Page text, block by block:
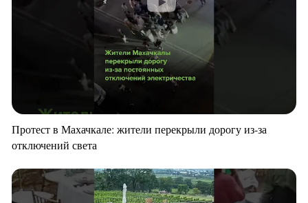
Протест в Махачкале: жители перекрыли дорогу из-за
отключений света